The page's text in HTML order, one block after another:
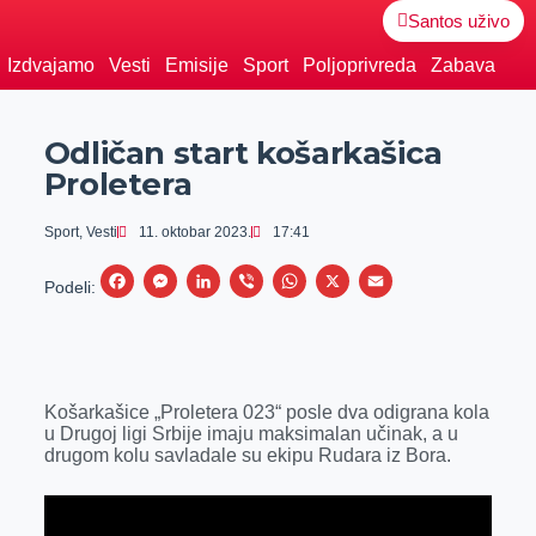
Santos uživo
Izdvajamo Vesti Emisije Sport Poljoprivreda Zabava
Odličan start košarkašica
Proletera
Sport, Vesti 11. oktobar 2023. 17:41
Podeli:
F
b
o
M
e
n
L
e
d
V
r
W
s
A
X
E
l
Košarkašice „Proletera 023“ posle dva odigrana kola
u Drugoj ligi Srbije imaju maksimalan učinak, a u
drugom kolu savladale su ekipu Rudara iz Bora.